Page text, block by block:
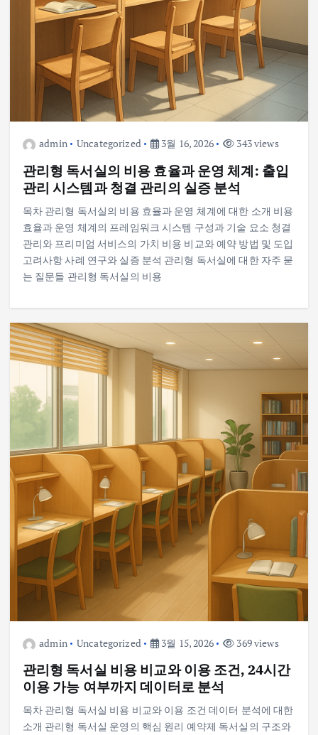
admin Uncategorized 3월 16, 2026 343 views
관리형 독서실의 비용 효율과 운영 체계: 출입
관리 시스템과 청결 관리의 실증 분석
목차 관리형 독서실의 비용 효율과 운영 체계에 대한 소개 비용
효율과 운영 체계의 프레임워크 시스템 구성과 기술 요소 청결
관리와 프리미엄 서비스의 가치 비용 비교와 예약 방법 및 도입
고려사항 사례 연구와 실증 분석 관리형 독서실에 대한 자주 묻
는 질문들 관리형 독서실의 비용
admin Uncategorized 3월 15, 2026 369 views
관리형 독서실 비용 비교와 이용 조건, 24시간
이용 가능 여부까지 데이터로 분석
목차 관리형 독서실 비용 비교와 이용 조건 데이터 분석에 대한
소개 관리형 독서실 운영의 핵심 원리 예약제 독서실의 구조와